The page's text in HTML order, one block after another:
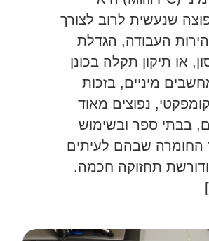
שנעשית לרוב לצורך
העבודה, הגדלת
או תיקון תקלה בכונן
מיניים, בזכות
נפוצים מאוד
בבתי ספר ובשימוש
החומרה שבהם לעיתים
תחזוקה חכמה.